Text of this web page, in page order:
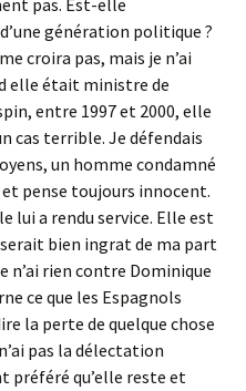
pas. Est-elle
génération politique ?
croira pas, mais je n’ai
elle était ministre de
entre 1997 et 2000, elle
cas terrible. Je défendais
un homme condamné
et pense toujours innocent.
lui a rendu service. Elle est
bien ingrat de ma part
n’ai rien contre Dominique
ce que les Espagnols
la perte de quelque chose
pas la délectation
préféré qu’elle reste et